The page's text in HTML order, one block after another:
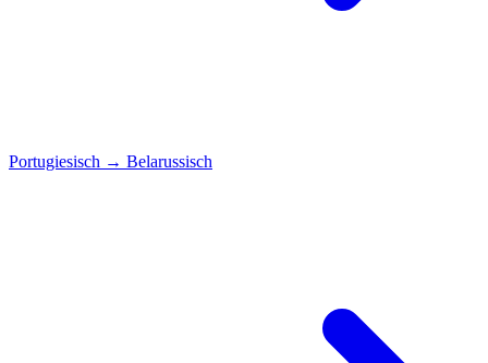
Portugiesisch → Belarussisch